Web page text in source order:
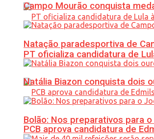
PT oficializa candidatura de
PCB aprova candidatura de
Campo Mourão conquista
Natação paradesportiva de
Natália Biazon conquista dois
Bolão: Nos preparativos para